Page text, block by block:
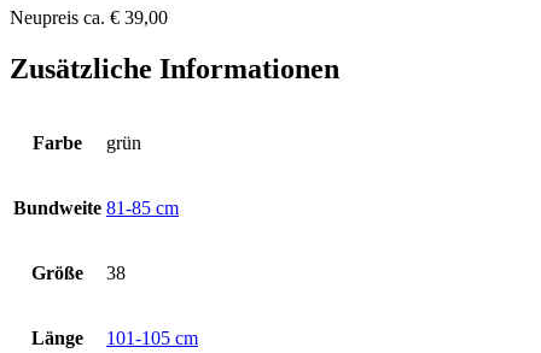
Neupreis ca. € 39,00
Zusätzliche Informationen
Farbe grün
Bundweite 81-85 cm
Größe 38
Länge 101-105 cm